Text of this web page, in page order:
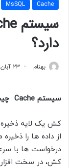
Cache
MsSQL
دارد؟
بهنام 23 آبان 1396
سیستم Cache چیست و چه مزایایی دارد؟
کش یک لایه
از داده ها را
درخواست ها با